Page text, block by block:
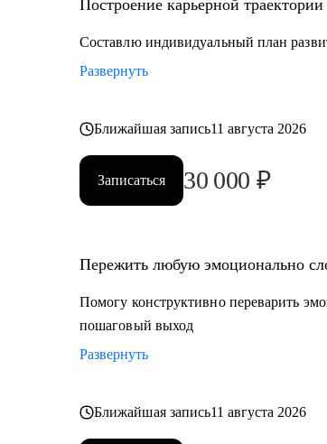
Построение карьерной
Составлю индивидуальный план
Развернуть
Ближайшая запись11 августа 2026
Записаться 30 000 ₽
Пережить любую эмоционально
Помогу конструктивно переварить
пошаговый выход
Развернуть
Ближайшая запись11 августа 2026